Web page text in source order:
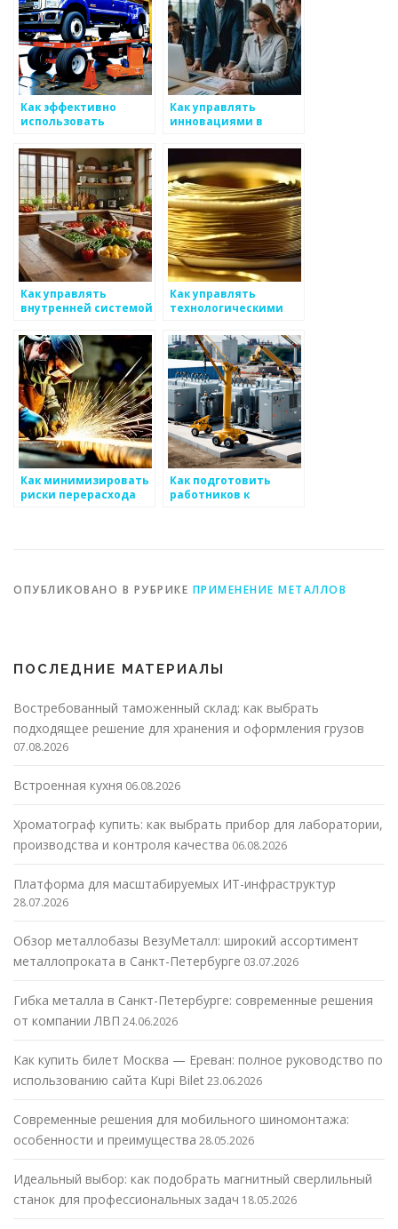
Как эффективно
использовать
подходы при
планировании
производительности
в металоизделиях
Как управлять
инновациями в
металоизделий
Как управлять
внутренней системой
повышения
эффективности на
производстве
Как управлять
технологическими
металлургии
Как минимизировать
риски перерасхода
Как подготовить
работников к
ОПУБЛИКОВАНО В РУБРИКЕ ПРИМЕНЕНИЕ МЕТАЛЛОВ
ПОСЛЕДНИЕ МАТЕРИАЛЫ
Востребованный таможенный склад: как выбрать
подходящее решение для хранения и оформления грузов
07.08.2026
Встроенная кухня 06.08.2026
Хроматограф купить: как выбрать прибор для лаборатории,
производства и контроля качества 06.08.2026
Платформа для масштабируемых ИТ-инфраструктур
28.07.2026
Обзор металлобазы ВезуМеталл: широкий ассортимент
металлопроката в Санкт-Петербурге 03.07.2026
Гибка металла в Санкт-Петербурге: современные решения
от компании ЛВП 24.06.2026
Как купить билет Москва — Ереван: полное руководство по
использованию сайта Kupi Bilet23.06.2026
Современные решения для мобильного шиномонтажа:
особенности и преимущества 28.05.2026
Идеальный выбор: как подобрать магнитный сверлильный
станок для профессиональных задач 18.05.2026